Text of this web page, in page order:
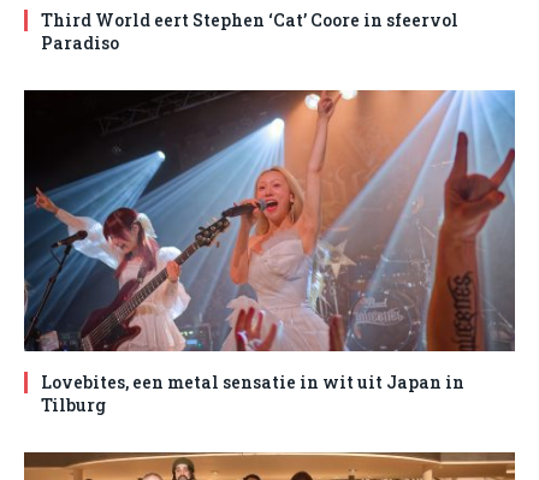
Third World eert Stephen ‘Cat’ Coore in sfeervol
Paradiso
Lovebites, een metal sensatie in wit uit Japan in
Tilburg